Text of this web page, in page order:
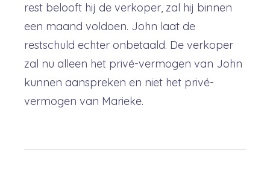
rest belooft hij de verkoper, zal hij binnen
een maand voldoen. John laat de
restschuld echter onbetaald. De verkoper
zal nu alleen het privé-vermogen van John
kunnen aanspreken en niet het privé-
vermogen van Marieke.